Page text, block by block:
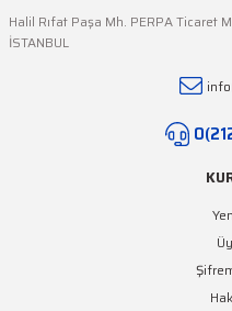
LEDFON
Halil Rıfat Paşa Mh. PERPA Ticaret
İSTANBUL